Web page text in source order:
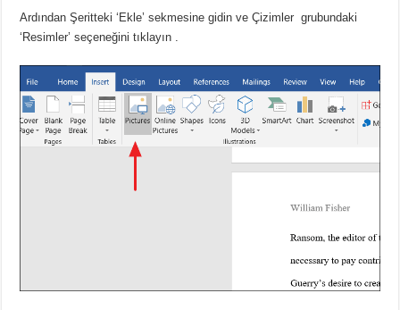
Ardından Şeritteki ‘Ekle’ sekmesine gidin ve Çizimler grubundaki
‘Resimler’ seçeneğini tıklayın .